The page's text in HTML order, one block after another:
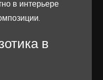
в интерьере
в